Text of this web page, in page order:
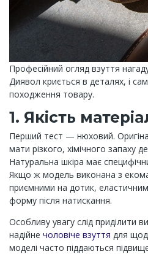
Професійний огляд взуття
Диявол криється в деталях, і
походження товару.
1. Якість
Перший тест — нюховий.
мати різкого, хімічного запаху
Натуральна шкіра має
Якщо ж модель виконана з
приємними на дотик,
форму після натискання.
Особливу увагу слід приділити
надійне чоловіче взуття для
моделі часто піддаються